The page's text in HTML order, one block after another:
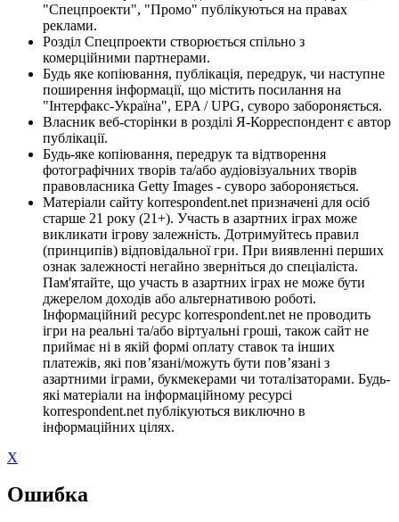
"Спецпроекти", "Промо" публікуються на правах
реклами.
Розділ Спецпроекти створюється спільно з
комерційними партнерами.
Будь яке копіювання, публікація, передрук, чи наступне
поширення інформації, що містить посилання на
"Інтерфакс-Україна", EPA / UPG, суворо забороняється.
Власник веб-сторінки в розділі Я-Корреспондент є автор
публікації.
Будь-яке копіювання, передрук та відтворення
фотографічних творів та/або аудіовізуальних творів
правовласника Getty Images - суворо забороняється.
Матеріали сайту korrespondent.net призначені для осіб
старше 21 року (21+). Участь в азартних іграх може
викликати ігрову залежність. Дотримуйтесь правил
(принципів) відповідальної гри. При виявленні перших
ознак залежності негайно зверніться до спеціаліста.
Пам'ятайте, що участь в азартних іграх не може бути
джерелом доходів або альтернативою роботі.
Інформаційний ресурс korrespondent.net не проводить
ігри на реальні та/або віртуальні гроші, також сайт не
приймає ні в якій формі оплату ставок та інших
платежів, які пов’язані/можуть бути пов’язані з
азартними іграми, букмекерами чи тоталізаторами. Будь-
які матеріали на інформаційному ресурсі
korrespondent.net публікуються виключно в
інформаційних цілях.
X
Ошибка